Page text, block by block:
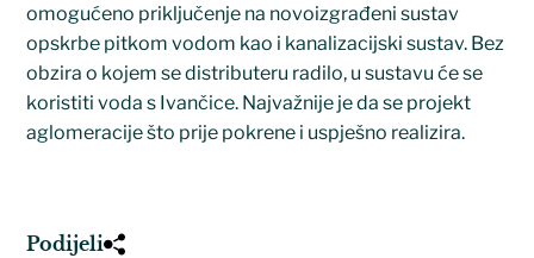
omogućeno priključenje na novoizgrađeni sustav
opskrbe pitkom vodom kao i kanalizacijski sustav. Bez
obzira o kojem se distributeru radilo, u sustavu će se
koristiti voda s Ivančice. Najvažnije je da se projekt
aglomeracije što prije pokrene i uspješno realizira.
Podijeli